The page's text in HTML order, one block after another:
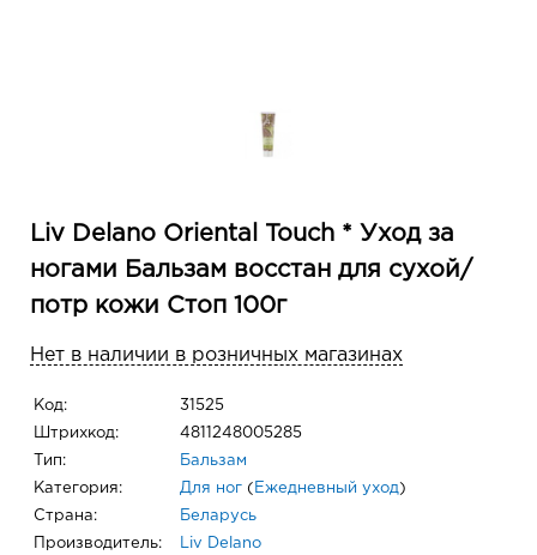
Liv Delano Oriental Touch * Уход за
ногами Бальзам восстан для сухой/
потр кожи Стоп 100г
Нет в наличии в розничных магазинах
Код: 31525
Штрихкод: 4811248005285
Тип: Бальзам
Категория: Для ног ( Ежедневный уход)
Страна: Беларусь
Производитель: Liv Delano